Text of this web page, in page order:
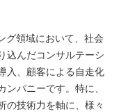
グ領域において、社会
込んだコンサルテーシ
入、顧客による自走化
ンパニーです。特に、
の技術力を軸に、様々